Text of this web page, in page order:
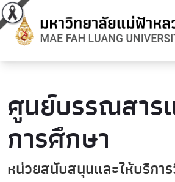
ศูนย์บรรณสาร
การศึกษา
หน่วยสนับสนุนและให้บริการ